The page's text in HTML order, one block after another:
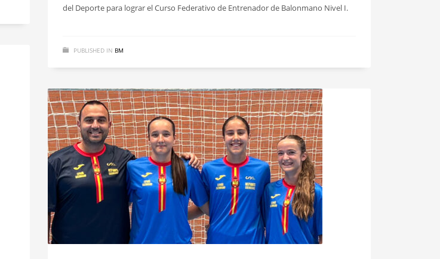
del Deporte para lograr el Curso Federativo de Entrenador de Balonmano Nivel I.
PUBLISHED IN BM